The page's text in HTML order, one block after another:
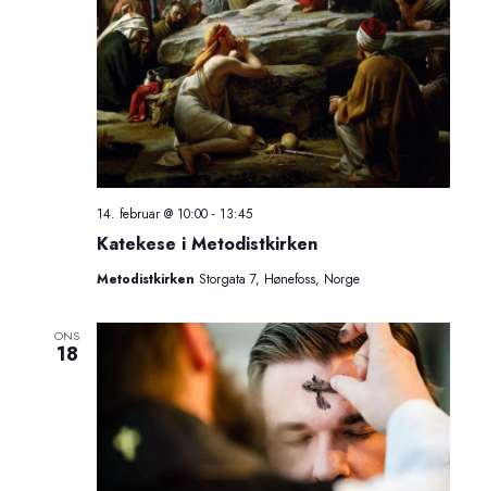
Katekese i Metodistkirken
14. februar @ 10:00- 13:45
Metodistkirken Storgata 7, Hønefoss, Norge
ONS
18